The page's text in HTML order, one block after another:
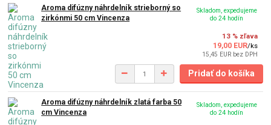
Aroma difúzny náhrdelník strieborný so
zirkónmi 50 cm Vincenza
13 % zľava
19,00 EUR/ks
15,45 EUR bez DPH
Skladom, expedujeme
do 24 hodín
Pridať do košíka
Aroma difúzny náhrdelník zlatá farba 50
cm Vincenza
Skladom, expedujeme
do 24 hodín